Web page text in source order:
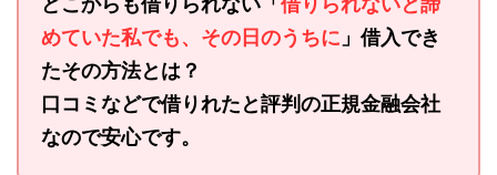
めていた私でも、その日のうちに 」借入でき
たその方法とは？
口コミなどで借りれたと評判の正規金融会社
なので安心です。